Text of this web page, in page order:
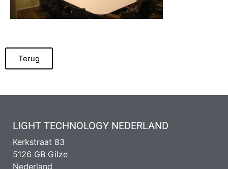
Terug
LIGHT TECHNOLOGY NEDERLAND
Kerkstraat 83
5126 GB Gilze
Nederland